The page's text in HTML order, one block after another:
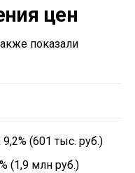
цен
показали
(601 тыс. руб.)
(1,9 млн руб.)